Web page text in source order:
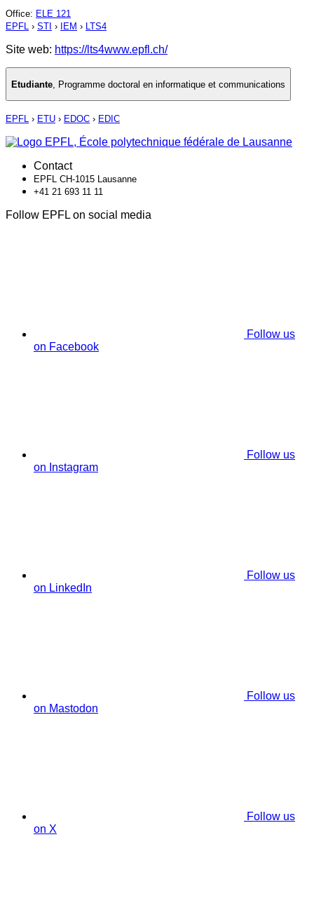
Office: ELE 121
EPFL › STI › IEM › LTS4
Site web: https://lts4www.epfl.ch/
Etudiante Programme doctoral en informatique et communications
EPFL › ETU › EDOC › EDIC
Contact
EPFL CH-1015 Lausanne
+41 21 693 11 11
Follow EPFL on social media
Follow us
on Facebook
Follow us
on Instagram
Follow us
on LinkedIn
Follow us
on Mastodon
Follow us
on X